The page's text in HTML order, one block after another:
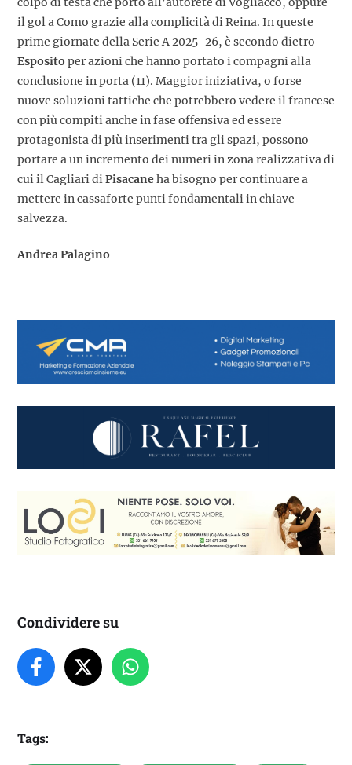
il gol a Como grazie alla complicità di Reina. In queste
prime giornate della Serie A 2025-26, è secondo dietro
Esposito per azioni che hanno portato i compagni alla
conclusione in porta (11). Maggior iniziativa, o forse
nuove soluzioni tattiche che potrebbero vedere il francese
con più compiti anche in fase offensiva ed essere
protagonista di più inserimenti tra gli spazi, possono
portare a un incremento dei numeri in zona realizzativa di
cui il Cagliari diPisacaneha bisogno per continuare a
mettere in cassaforte punti fondamentali in chiave
salvezza.
Andrea Palagino
Condividere su
Tags: